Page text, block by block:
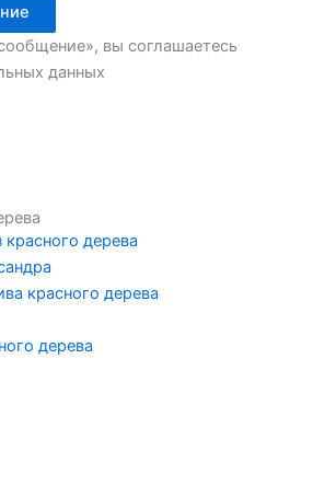
вы соглашаетесь
данных
дерева
красного дерева
дерева